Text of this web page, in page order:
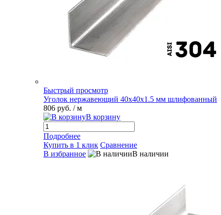
Быстрый просмотр
Уголок нержавеющий 40х40х1.5 мм шлифованный
806 руб. / м
В корзину
Подробнее
Купить в 1 клик Сравнение
В избранное
В наличии